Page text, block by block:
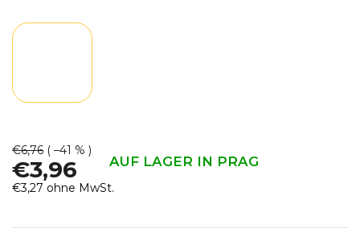
€6,76 ( –41 % )
€3,96 AUF LAGER IN PRAG
€3,27 ohne MwSt.